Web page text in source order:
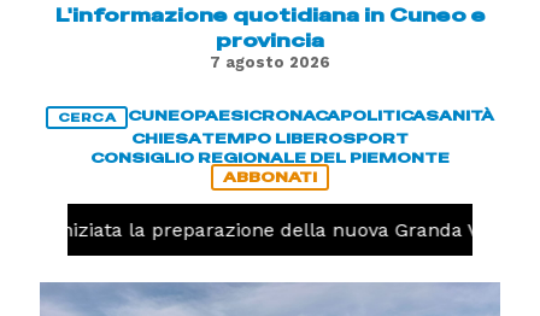
L'informazione quotidiana in Cuneo e
provincia
7 agosto 2026
CERCA CUNEOPAESICRONACAPOLITICASANITÀ
CHIESATEMPO LIBEROSPORT
CONSIGLIO REGIONALE DEL PIEMONTE
ABBONATI
iniziata la preparazione della nuova Granda Volley